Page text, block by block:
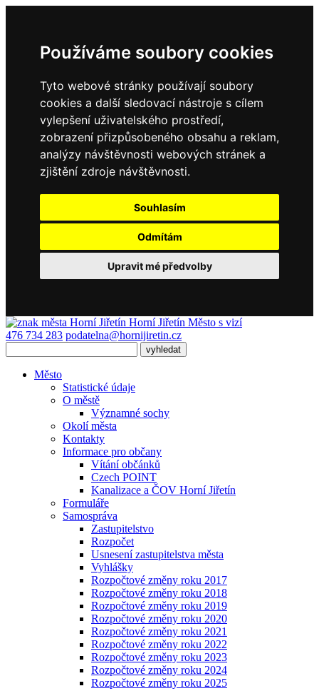
Používáme soubory cookies
Tyto webové stránky používají soubory
cookies a další sledovací nástroje s cílem
vylepšení uživatelského prostředí,
zobrazení přizpůsobeného obsahu a reklam,
analýzy návštěvnosti webových stránek a
zjištění zdroje návštěvnosti.
Souhlasím
Odmítám
Upravit mé předvolby
Horní Jiřetín Město s vizí
476 734 283 podatelna@hornijiretin.cz
Město
Statistické údaje
O městě
Významné sochy
Okolí města
Kontakty
Informace pro občany
Vítání občánků
Czech POINT
Kanalizace a ČOV Horní Jiřetín
Formuláře
Samospráva
Zastupitelstvo
Rozpočet
Usnesení zastupitelstva města
Vyhlášky
Rozpočtové změny roku 2017
Rozpočtové změny roku 2018
Rozpočtové změny roku 2019
Rozpočtové změny roku 2020
Rozpočtové změny roku 2021
Rozpočtové změny roku 2022
Rozpočtové změny roku 2023
Rozpočtové změny roku 2024
Rozpočtové změny roku 2025